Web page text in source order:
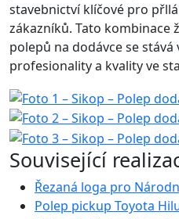
stavebnictví klíčové pro
zákazníků. Tato kombinace
polepů na dodávce se
profesionality a kvality ve
Související
Řezaná loga pro
Polep pickup Toyota